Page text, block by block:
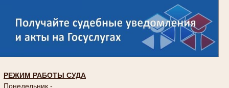
РЕЖИМ РАБОТЫ СУДА
Понедельник -